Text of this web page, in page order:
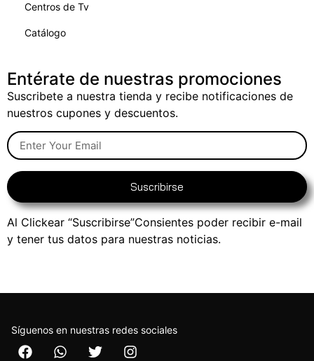
Centros de Tv
Catálogo
Entérate de nuestras promociones
Suscribete a nuestra tienda y recibe notificaciones de
nuestros cupones y descuentos.
Suscribirse
Al Clickear “Suscribirse”Consientes poder recibir e-mail
y tener tus datos para nuestras noticias.
Síguenos en nuestras redes sociales